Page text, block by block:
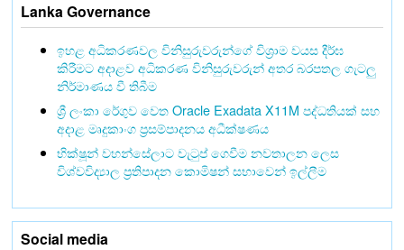
Lanka Governance
ඉහළ අධිකරණවල විනිසුරුවරුන්ගේ විශ්‍රාම වයස දීර්ඝ
කිරීමට අදාළව අධිකරණ විනිසුරුවරුන් අතර බරපතල ගැටලු
නිර්මාණය වී තිබීම
ශ්‍රී ලංකා රේගුව වෙත Oracle Exadata X11M පද්ධතියක් සහ
අදාළ මෘදුකාංග ප්‍රසම්පාදනය අධීක්ෂණය
භික්ෂූන් වහන්සේලාට වැටුප් ගෙවීම නවතාලන ලෙස
විශ්වවිද්‍යාල ප්‍රතිපාදන කොමිෂන් සභාවෙන් ඉල්ලීම
Social media